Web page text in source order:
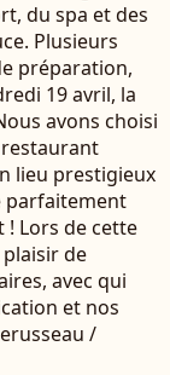
du spa et des
Plusieurs
préparation,
19 avril, la
avons choisi
restaurant
lieu prestigieux
parfaitement
Lors de cette
de
avec qui
et nos
/